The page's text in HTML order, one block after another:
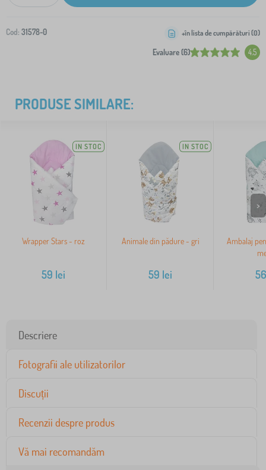
Cod: 31578-0
Evaluare (6) 4.5
+în lista de cumpărături (0)
PRODUSE SIMILARE:
IN STOC
Wrapper Stars - roz
59 lei
IN STOC
Animale din pădure - gri
59 lei
Ambalaj
56
>
Descriere
Fotografii ale utilizatorilor
Discuții
Recenzii despre produs
Vă mai recomandăm